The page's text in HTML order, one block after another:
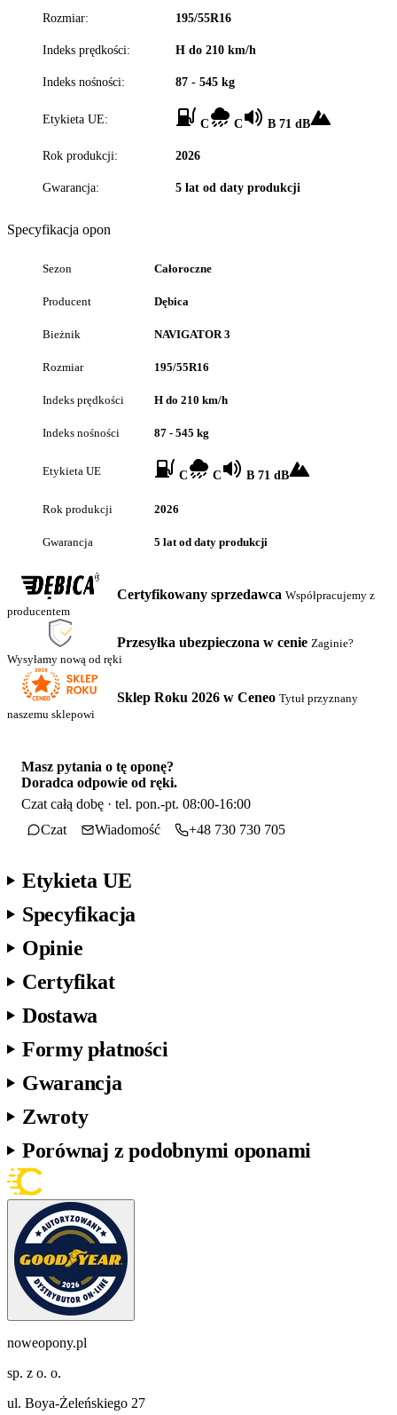
Rozmiar: 195/55R16
Indeks prędkości: H do 210 km/h
Indeks nośności: 87 - 545 kg
Etykieta UE: C C B 71 dB
Rok produkcji: 2026
Gwarancja: 5 lat od daty produkcji
Specyfikacja opon
Sezon Całoroczne
Producent Dębica
Bieżnik NAVIGATOR 3
Rozmiar 195/55R16
Indeks prędkości H do 210 km/h
Indeks nośności 87 - 545 kg
Etykieta UE C C B 71 dB
Rok produkcji 2026
Gwarancja 5 lat od daty produkcji
Certyfikowany sprzedawca Współpracujemy z
producentem
Przesyłka ubezpieczona w cenie Zaginie?
Wysyłamy nową od ręki
Sklep Roku 2026 w Ceneo Tytuł przyznany
naszemu sklepowi
Masz pytania o tę oponę?
Doradca odpowie od ręki.
Czat całą dobę · tel. pon.-pt. 08:00-16:00
Czat
Wiadomość +48 730 730 705
Etykieta UE
Specyfikacja
Opinie
Certyfikat
Dostawa
Formy płatności
Gwarancja
Zwroty
Porównaj z podobnymi oponami
noweopony.pl
sp. z o. o.
ul. Boya-Żeleńskiego 27